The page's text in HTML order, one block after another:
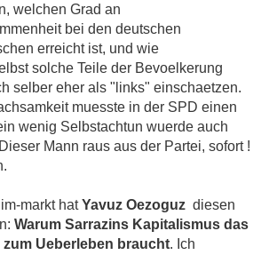
welchen Grad an
bei den deutschen
erreicht ist, und wie
solche Teile der Bevoelkerung
selber eher als "links" einschaetzen.
muesste in der SPD einen
wenig Selbstachtun wuerde auch
Mann raus aus der Partei, sofort !
markt hatYavuz Oezoguz diesen
Warum Sarrazins Kapitalismus das
Ueberleben braucht. Ich